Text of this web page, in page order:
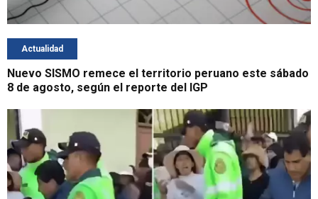
Actualidad
Nuevo SISMO remece el territorio peruano este sábado
8 de agosto, según el reporte del IGP